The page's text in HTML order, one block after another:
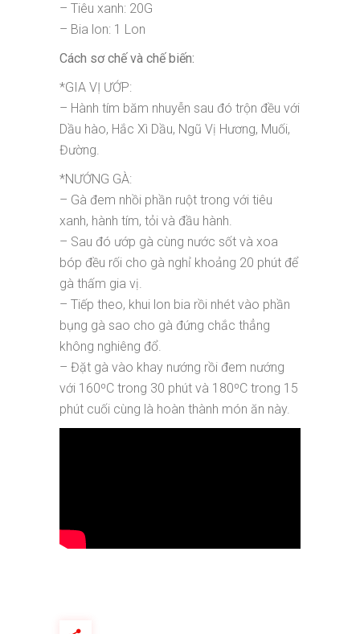
– Tiêu xanh: 20G
– Bia lon: 1 Lon
Cách sơ chế và chế biến:
*GIA VỊ ƯỚP:
– Hành tím băm nhuyễn sau đó trộn đều với
Dầu hào, Hắc Xì Dầu, Ngũ Vị Hương, Muối,
Đường.
*NƯỚNG GÀ:
– Gà đem nhồi phần ruột trong với tiêu
xanh, hành tím, tỏi và đầu hành.
– Sau đó ướp gà cùng nước sốt và xoa
bóp đều rối cho gà nghỉ khoảng 20 phút để
gà thấm gia vị.
– Tiếp theo, khui lon bia rồi nhét vào phần
bụng gà sao cho gà đứng chắc thẳng
không nghiêng đổ.
– Đặt gà vào khay nướng rồi đem nướng
với 160⁰C trong 30 phút và 180⁰C trong 15
phút cuối cùng là hoàn thành món ăn này.